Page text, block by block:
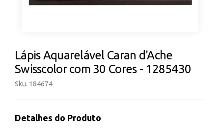
Lápis Aquarelável Caran d'Ache
Swisscolor com 30 Cores - 1285430
Sku. 184674
Detalhes do Produto